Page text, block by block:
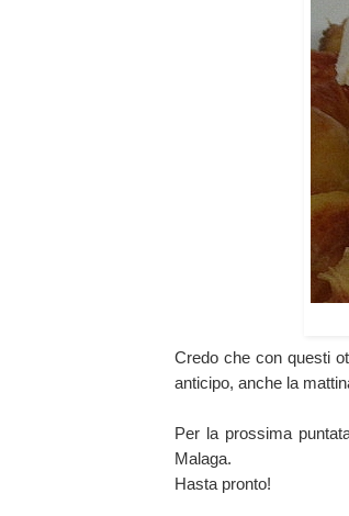
Credo che con questi
anticipo, anche la
Per la prossima
Malaga.
Hasta pronto!